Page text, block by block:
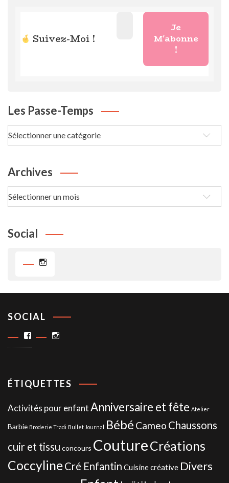
Suivez-Moi !
Les Passe-Temps
Les
passe-
Archives
Archives
Social
SOCIAL
Facebook
ÉTIQUETTES
Activités pour enfantAnniversaire et fête Atelier
Barbie Broderie Tradi Bullet Journal Bébé Cameo Chaussons
cuir et tissu concours CoutureCréations
CoccylineCré Enfantin Cuisine créative Divers